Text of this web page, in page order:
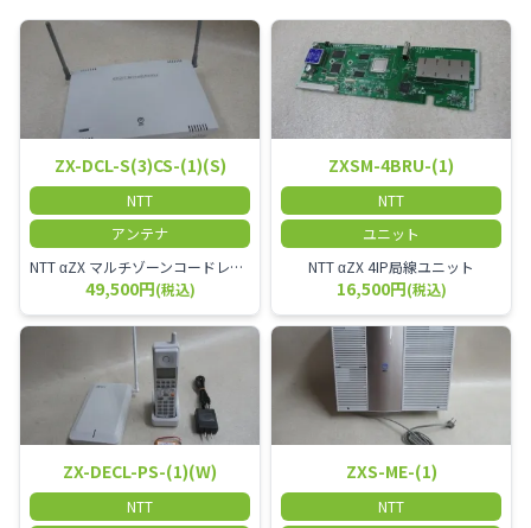
ZX-DCL-S(3)CS-(1)(S)
NTT
アンテナ
NTT αZX マルチゾーンコードレススター増設アンテナ
49,500円(税込)
ZXSM-4BRU-(1)
NTT
ユニット
NTT αZX 4IP局線ユニット
16,500円(税込)
ZX-DECL-PS-(1)(W)
NTT
ZXS-ME-(1)
NTT